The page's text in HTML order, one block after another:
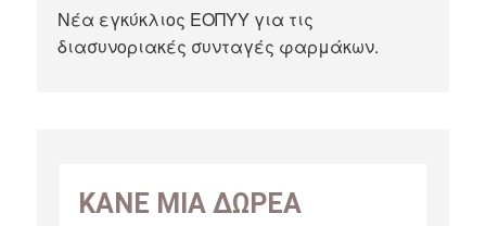
Νέα εγκύκλιος ΕΟΠΥΥ για τις
διασυνοριακές συνταγές φαρμάκων.
ΚΑΝΕ ΜΙΑ ΔΩΡΕΑ